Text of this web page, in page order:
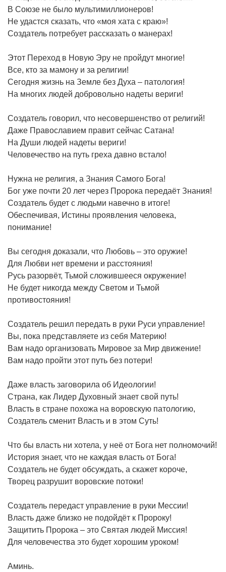
В Союзе не было мультимиллионеров!
Не удастся сказать, что «моя хата с краю»!
Создатель потребует рассказать о манерах!
Этот Переход в Новую Эру не пройдут многие!
Все, кто за мамону и за религии!
Сегодня жизнь на Земле без Духа – патология!
На многих людей добровольно надеты вериги!
Создатель говорил, что несовершенство от религий!
Даже Православием правит сейчас Сатана!
На Души людей надеты вериги!
Человечество на путь греха давно встало!
Нужна не религия, а Знания Самого Бога!
Бог уже почти 20 лет через Пророка передаёт Знания!
Создатель будет с людьми навечно в итоге!
Обеспечивая, Истины проявления человека,
понимание!
Вы сегодня доказали, что Любовь – это оружие!
Для Любви нет времени и расстояния!
Русь разорвёт, Тьмой сложившееся окружение!
Не будет никогда между Светом и Тьмой
противостояния!
Создатель решил передать в руки Руси управление!
Вы, пока представляете из себя Материю!
Вам надо организовать Мировое за Мир движение!
Вам надо пройти этот путь без потери!
Даже власть заговорила об Идеологии!
Страна, как Лидер Духовный знает свой путь!
Власть в стране похожа на воровскую патологию,
Создатель сменит Власть и в этом Суть!
Что бы власть ни хотела, у неё от Бога нет полномочий!
История знает, что не каждая власть от Бога!
Создатель не будет обсуждать, а скажет короче,
Творец разрушит воровские потоки!
Создатель передаст управление в руки Мессии!
Власть даже близко не подойдёт к Пророку!
Защитить Пророка – это Святая людей Миссия!
Для человечества это будет хорошим уроком!
Аминь.